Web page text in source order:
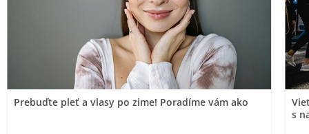
Prebuďte pleť a vlasy po zime! Poradíme vám ako
s